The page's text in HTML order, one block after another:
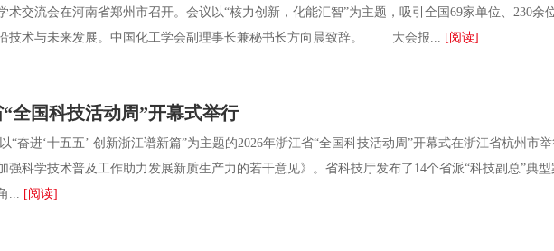
术交流会在河南省郑州市召开。会议以“核力创新，化能汇智”为主题，吸引全国69家单位、230余
技术与未来发展。中国化工学会副理事长兼秘书长方向晨致辞。 大会报... [阅读]
全国科技活动周”开幕式举行
奋进‘十五五’ 创新浙江谱新篇”为主题的2026年浙江省“全国科技活动周”开幕式在浙江省杭州
强科学技术普及工作助力发展新质生产力的若干意见》。省科技厅发布了14个省派“科技副总”典型
... [阅读]